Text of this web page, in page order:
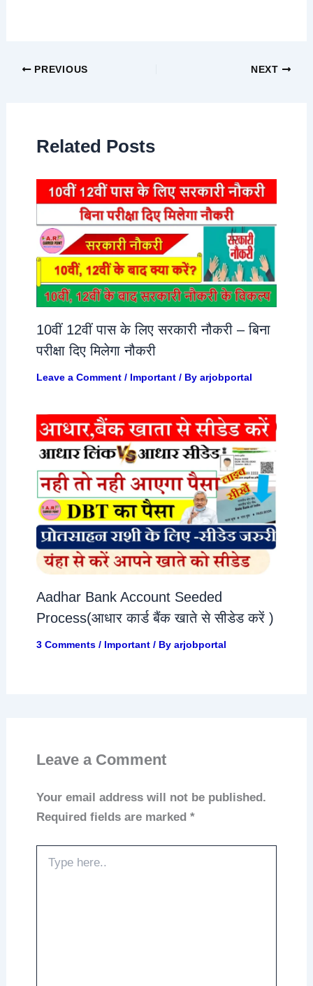
PREVIOUS NEXT
Related Posts
10वीं 12वीं पास के लिए सरकारी नौकरी – बिना
परीक्षा दिए मिलेगा नौकरी
Leave a Comment / Important/ By arjobportal
Aadhar Bank Account Seeded
Process(आधार कार्ड बैंक खाते से सीडेड करें )
3 Comments / Important/ By arjobportal
Leave a Comment
Your email address will not be published.
Required fields are marked *
here..